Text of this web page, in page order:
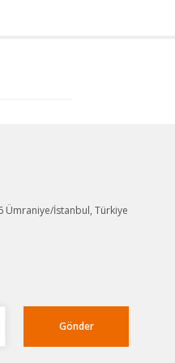
Ümraniye/İstanbul, Türkiye
Gönder